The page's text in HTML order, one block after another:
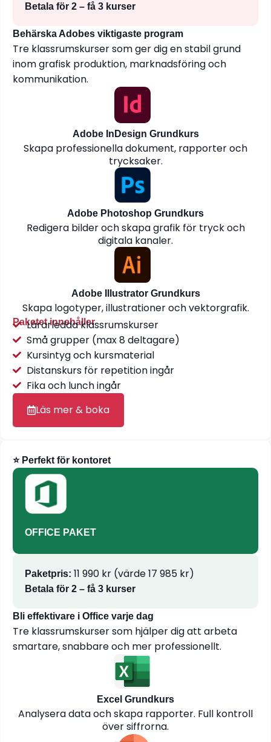
Betala för 2 – få 3 kurser
Behärska Adobes viktigaste program
Tre klassrumskurser som ger dig en stabil grund
inom grafisk produktion, marknadsföring och
kommunikation.
Adobe InDesign Grundkurs
Skapa professionella dokument, rapporter och
trycksaker.
Adobe Photoshop Grundkurs
Redigera bilder och skapa grafik för tryck och
digitala kanaler.
Adobe Illustrator Grundkurs
Skapa logotyper, illustrationer och vektorgrafik.
Paketet innehåller
Lärarledda klassrumskurser
Små grupper (max 8 deltagare)
Kursintyg och kursmaterial
Distanskurs för repetition ingår
Fika och lunch ingår
Läs mer & boka
⭐ Perfekt för kontoret
OFFICE PAKET
Paketpris: 11 990 kr (värde 17 985 kr)
Betala för 2 – få 3 kurser
Bli effektivare i Office varje dag
Tre klassrumskurser som hjälper dig att arbeta
smartare, snabbare och mer professionellt.
Excel Grundkurs
Analysera data och skapa rapporter. Full kontroll
över siffrorna.